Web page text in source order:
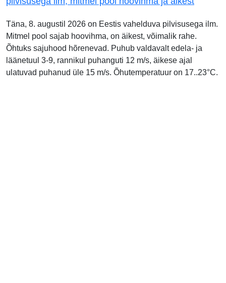
Täna, 8. augustil 2026 on Eestis vahelduva pilvisusega ilm.
Mitmel pool sajab hoovihma, on äikest, võimalik rahe.
Õhtuks sajuhood hõrenevad. Puhub valdavalt edela- ja
läänetuul 3-9, rannikul puhanguti 12 m/s, äikese ajal
ulatuvad puhanud üle 15 m/s. Õhutemperatuur on 17..23°C.